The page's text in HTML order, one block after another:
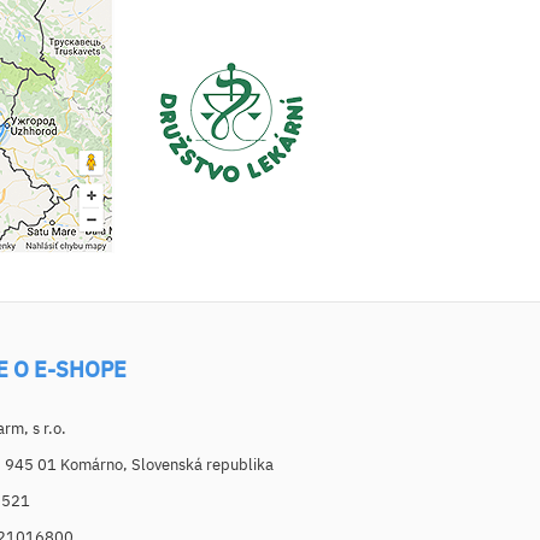
O E-SHOPE
s r.o.
945 01 Komárno, Slovenská republika